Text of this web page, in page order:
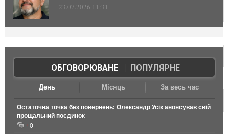
23.07.2026 11:31
ОБГОВОРЮВАНЕ| ПОПУЛЯРНЕ
День Місяць За весь час
Остаточна точка без повернень: Олександр Усік анонсував свій
прощальний поєдинок
0